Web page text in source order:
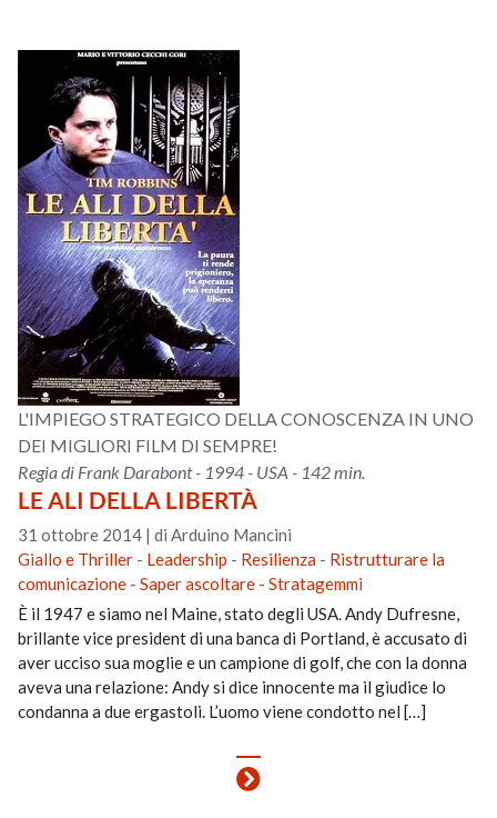
L'IMPIEGO STRATEGICO DELLA CONOSCENZA IN UNO
DEI MIGLIORI FILM DI SEMPRE!
Regia di Frank Darabont - 1994 - USA - 142 min.
LE ALI DELLA LIBERTÀ
31 ottobre 2014 |di Arduino Mancini
Giallo e Thriller - Leadership - Resilienza - Ristrutturare la
comunicazione -Saper ascoltare -Stratagemmi
È il 1947 e siamo nel Maine, stato degli USA. Andy Dufresne,
brillante vice president di una banca di Portland, è accusato di
aver ucciso sua moglie e un campione di golf, che con la donna
aveva una relazione: Andy si dice innocente ma il giudice lo
condanna a due ergastoli. L’uomo viene condotto nel […]